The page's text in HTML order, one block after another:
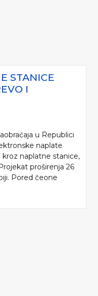
STANICE
I
u Republici
naplate
naplatne stanice,
proširenja 26
Pored čeone